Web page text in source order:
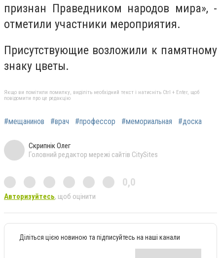
признан Праведником народов мира», -
отметили участники мероприятия.
Присутствующие возложили к памятному
знаку цветы.
Якщо ви помітили помилку, виділіть необхідний текст і натисніть Ctrl + Enter, щоб
повідомити про це редакцію
#мещанинов #врач #профессор #мемориальная #доска
Скрипнік Олег
Головний редактор мережі сайтів CitySites
0,0
Авторизуйтесь, щоб оцінити
Діліться цією новиною та підписуйтесь на наші канали